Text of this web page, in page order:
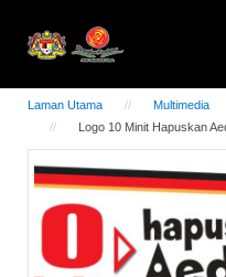
Laman Utama Multimedia
Logo 10 Minit Hapuskan